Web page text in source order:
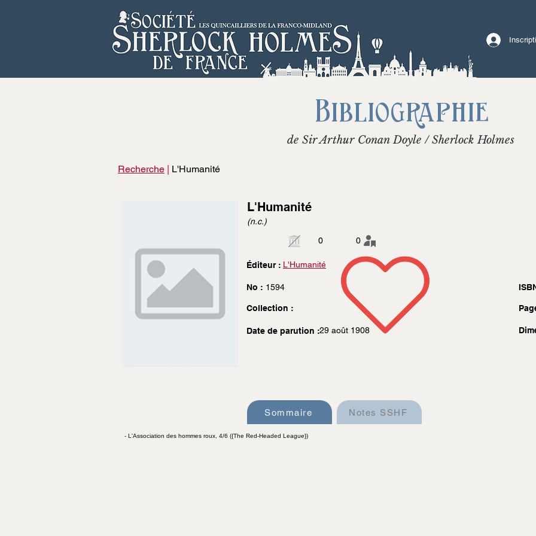
Bibliographie
de Sir Arthur Conan Doyle / Sherlock Holmes
Recherche | L'Humanité
L'Humanité
(n.c.)
0
0
Éditeur : L'Humanité
No : 1594
Collection :
Date de parution :29 août 1908
Sommaire Notes SSHF
- L'Association des hommes roux, 4/6 ({The Red-Headed League})